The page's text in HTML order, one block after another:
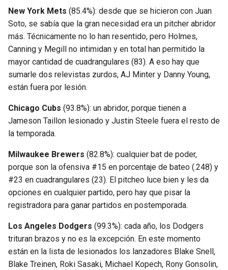
New York Mets (85.4%): desde que se hicieron con Juan
Soto, se sabía que la gran necesidad era un pitcher abridor
más. Técnicamente no lo han resentido, pero Holmes,
Canning y Megill no intimidan y en total han permitido la
mayor cantidad de cuadrangulares (83). A eso hay que
sumarle dos relevistas zurdos, AJ Minter y Danny Young,
están fuera por lesión.
Chicago Cubs (93.8%): un abridor, porque tienen a
Jameson Taillon lesionado y Justin Steele fuera el resto de
la temporada.
Milwaukee Brewers (82.8%): cualquier bat de poder,
porque son la ofensiva #15 en porcentaje de bateo (.248) y
#23 en cuadrangulares (23). El pitcheo luce bien y les da
opciones en cualquier partido, pero hay que pisar la
registradora para ganar partidos en postemporada.
Los Angeles Dodgers (99.3%): cada año, los Dodgers
trituran brazos y no es la excepción. En este momento
están en la lista de lesionados los lanzadores Blake Snell,
Blake Treinen, Roki Sasaki, Michael Kopech, Rony Gonsolin,